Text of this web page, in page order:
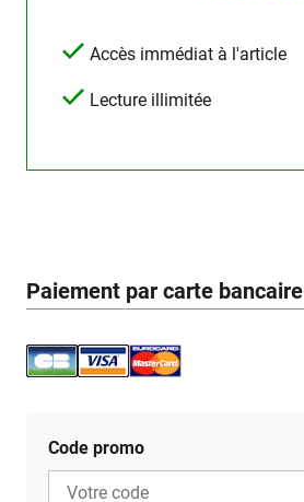
Accès immédiat à l'article
Lecture illimitée
Paiement par carte bancaire
Code promo